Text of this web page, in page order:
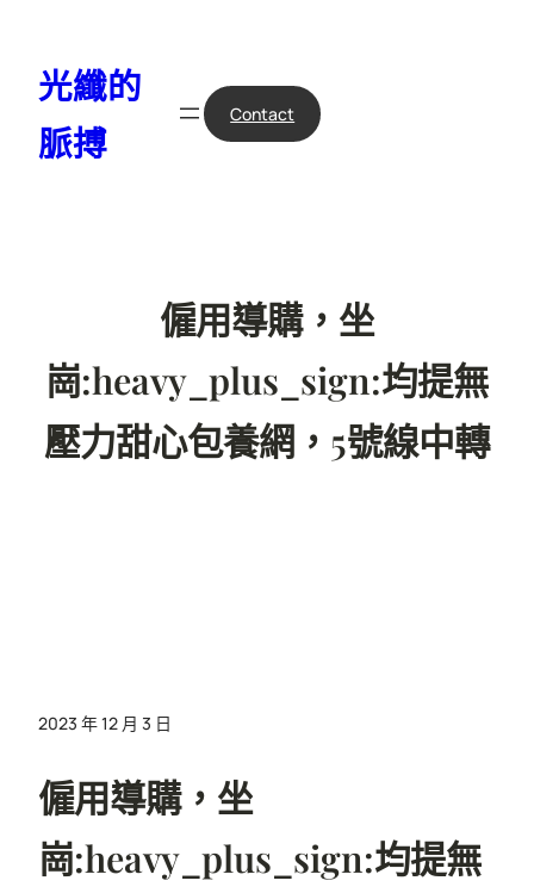
光纖的
脈搏
Contact
僱用導購，坐
崗:heavy_plus_sign:均提無
壓力甜心包養網，5號線中轉
2023 年 12 月 3 日
僱用導購，坐
崗:heavy_plus_sign:均提無